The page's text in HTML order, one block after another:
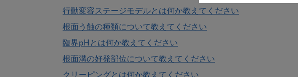
行動変容ステージモデルとは何か教えてください
根面う蝕の種類について教えてください
臨界pHとは何か教えてください
根面溝の好発部位について教えてください
クリーピングとは何か教えてください